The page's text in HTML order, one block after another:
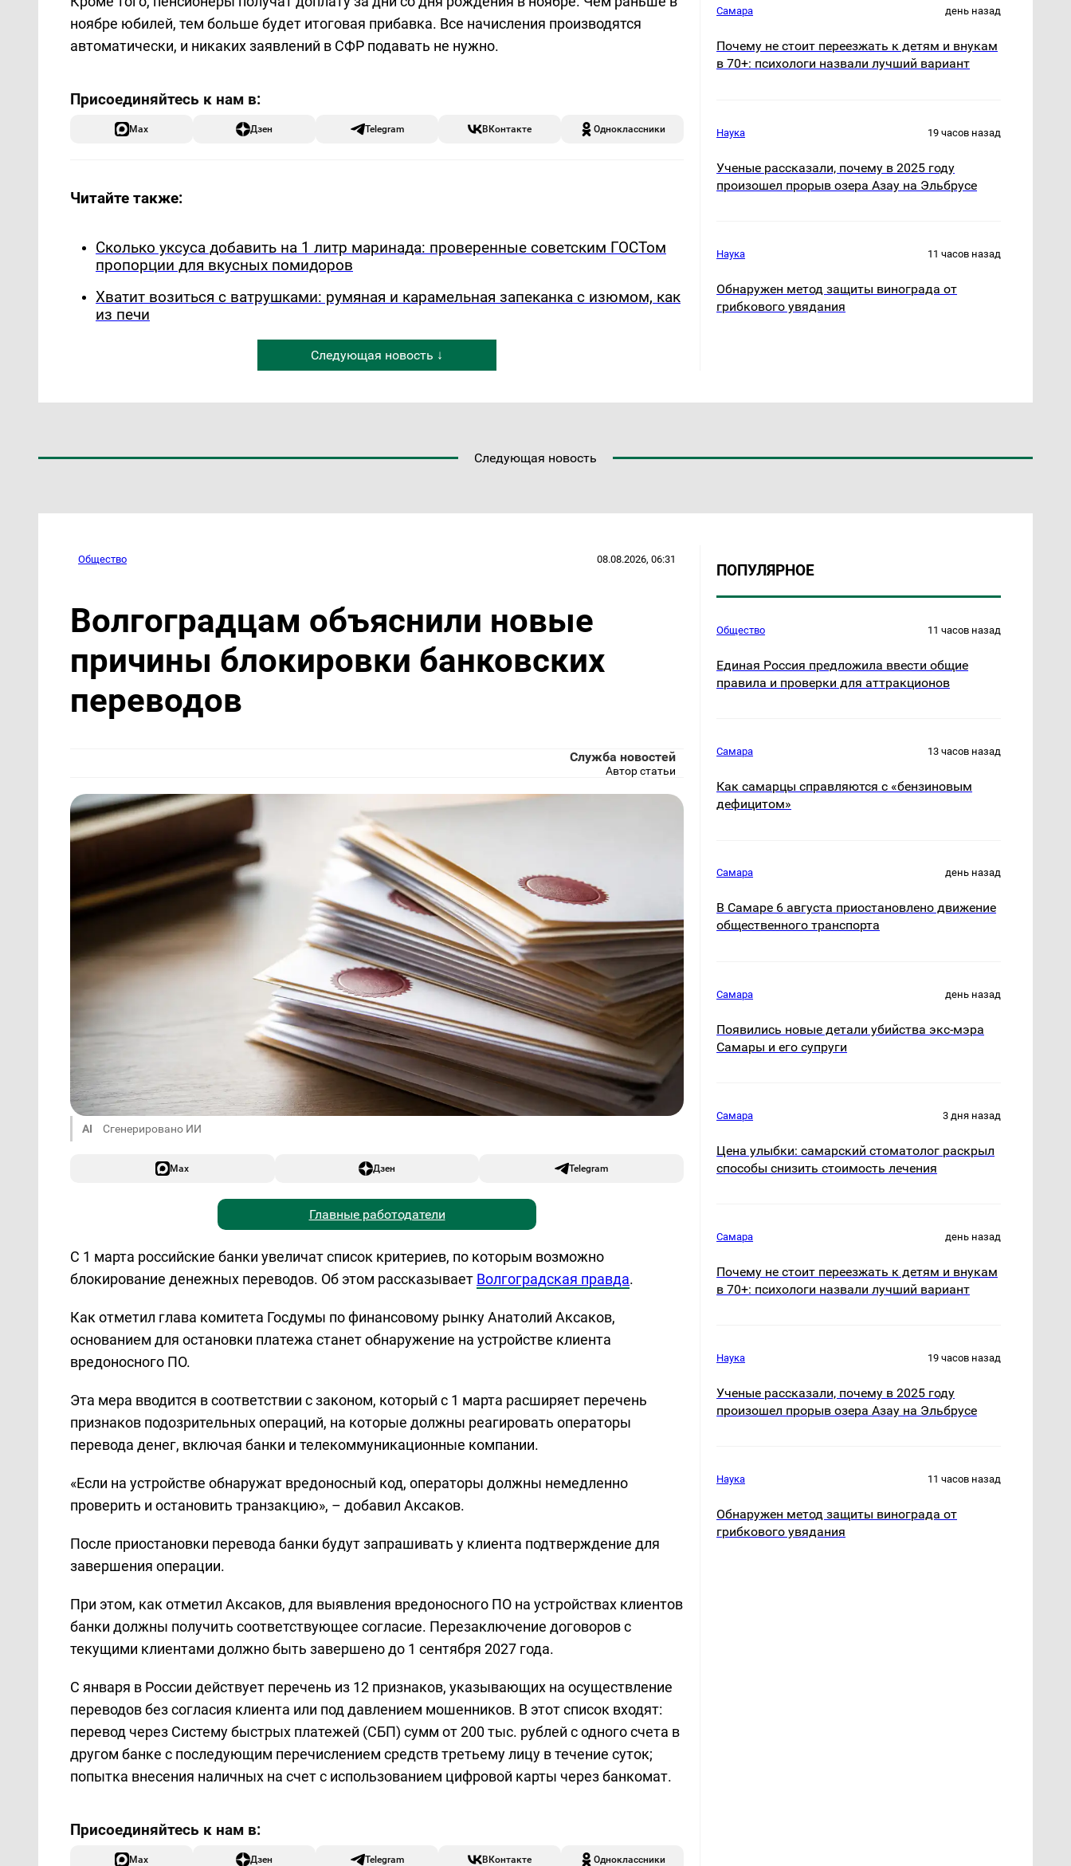
ноябре юбилей, тем больше будет итоговая прибавка. Все начисления производятся
автоматически, и никаких заявлений в СФР подавать не нужно.
Max Дзен Telegram ВКонтакте Одноклассники
Читайте также:
Сколько уксуса добавить на 1 литр маринада: проверенные советским ГОСТом
пропорции для вкусных помидоров
Хватит возиться с ватрушками: румяная и карамельная запеканка с изюмом, как
из печи
Следующая новость ↓
Самара день назад
Почему не стоит переезжать к детям и внукам
в 70+: психологи назвали лучший вариант
Наука 19 часов назад
Ученые рассказали, почему в 2025 году
произошел прорыв озера Азау на Эльбрусе
Наука 11 часов назад
Обнаружен метод защиты винограда от
грибкового увядания
Следующая новость
Общество 08.08.2026, 06:31
Волгоградцам объяснили новые
причины блокировки банковских
переводов
Служба новостей
Автор статьи
AI Сгенерировано ИИ
Max Дзен Telegram
Главные работодатели
С 1 марта российские банки увеличат список критериев, по которым возможно
блокирование денежных переводов. Об этом рассказывает Волгоградская правда.
Как отметил глава комитета Госдумы по финансовому рынку Анатолий Аксаков,
основанием для остановки платежа станет обнаружение на устройстве клиента
вредоносного ПО.
Эта мера вводится в соответствии с законом, который с 1 марта расширяет перечень
признаков подозрительных операций, на которые должны реагировать операторы
перевода денег, включая банки и телекоммуникационные компании.
«Если на устройстве обнаружат вредоносный код, операторы должны немедленно
проверить и остановить транзакцию», – добавил Аксаков.
После приостановки перевода банки будут запрашивать у клиента подтверждение для
завершения операции.
При этом, как отметил Аксаков, для выявления вредоносного ПО на устройствах клиентов
банки должны получить соответствующее согласие. Перезаключение договоров с
текущими клиентами должно быть завершено до 1 сентября 2027 года.
С января в России действует перечень из 12 признаков, указывающих на осуществление
переводов без согласия клиента или под давлением мошенников. В этот список входят:
перевод через Систему быстрых платежей (СБП) сумм от 200 тыс. рублей с одного счета в
другом банке с последующим перечислением средств третьему лицу в течение суток;
попытка внесения наличных на счет с использованием цифровой карты через банкомат.
Max Дзен Telegram ВКонтакте Одноклассники
ПОПУЛЯРНОЕ
Общество 11 часов назад
Единая Россия предложила ввести общие
правила и проверки для аттракционов
Самара 13 часов назад
Как самарцы справляются с «бензиновым
дефицитом»
Самара день назад
В Самаре 6 августа приостановлено движение
общественного транспорта
Самара день назад
Появились новые детали убийства экс-мэра
Самары и его супруги
Самара 3 дня назад
Цена улыбки: самарский стоматолог раскрыл
способы снизить стоимость лечения
Самара день назад
Почему не стоит переезжать к детям и внукам
в 70+: психологи назвали лучший вариант
Наука 19 часов назад
Ученые рассказали, почему в 2025 году
произошел прорыв озера Азау на Эльбрусе
Наука 11 часов назад
Обнаружен метод защиты винограда от
грибкового увядания